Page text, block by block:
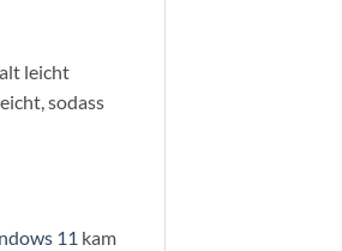
leicht
sodass
11 kam